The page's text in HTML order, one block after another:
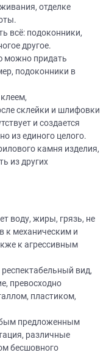
отделке
всё: подоконники,
другое.
можно придать
подоконники в
склейки и шлифовки
и создается
из единого целого.
камня изделия,
из других
воду, жиры, грязь, не
к механическим и
к агрессивным
вид,
превосходно
пластиком,
предложенным
различные
бесшовного